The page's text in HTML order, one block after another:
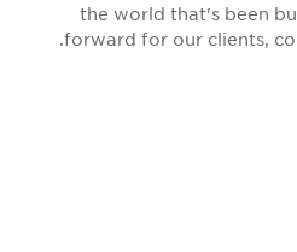
the world that's been
forward for our clients,